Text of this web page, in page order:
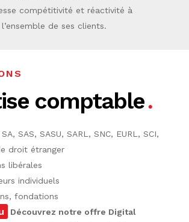
compétitivité et réactivité à
l’ensemble de ses clients.
comptable
SAS, SASU, SARL, SNC, EURL, SCI,
droit étranger
libérales
individuels
fondations
Découvrez notre offre Digital